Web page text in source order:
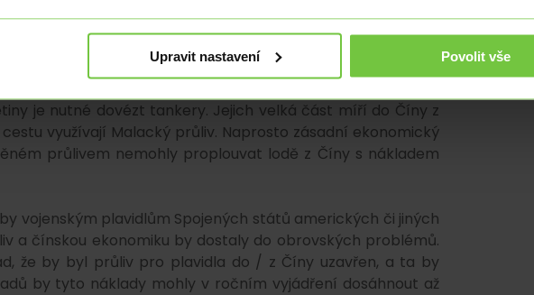
Upravit nastavení Povolit vše
ze všech států na světě nucena dovážet největší objem ropy
dovozcem zkapalněného zemního plynu (LNG). I když
největším producentem, i tak je nucena téměř 50 % své
se na území Číny dostane prostřednictvím plynovodů z
je nutné dovézt tankery. Jejich velká část míří do Číny z
využívají Malacký průliv. Naprosto zásadní ekonomický
průlivem nemohly proplouvat lodě z Číny s nákladem
vojenským plavidlům Spojených států amerických či jiných
a čínskou ekonomiku by dostaly do obrovských problémů.
že by byl průliv pro plavidla do / z Číny uzavřen, a ta by
by tyto náklady mohly v ročním vyjádření dosáhnout až